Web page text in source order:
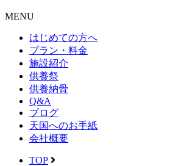
MENU
はじめての方へ
プラン・料金
施設紹介
供養祭
供養納骨
Q&A
ブログ
天国へのお手紙
会社概要
TOP